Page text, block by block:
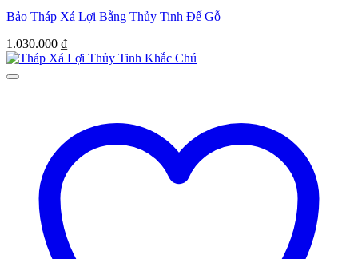
Bảo Tháp Xá Lợi Bằng Thủy Tinh Đế Gỗ
1.030.000 ₫